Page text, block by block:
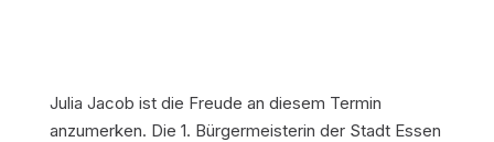
Julia Jacob ist die Freude an diesem Termin
anzumerken. Die 1. Bürgermeisterin der Stadt Essen